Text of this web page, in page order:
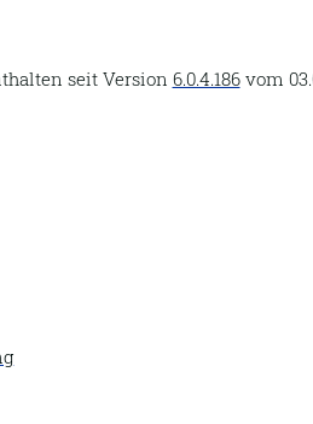
seit Version 6.0.4.186vom